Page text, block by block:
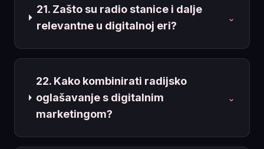
21. Zašto su radio stanice i dalje
relevantne u digitalnoj eri?
⌄
22. Kako kombinirati radijsko
oglašavanje s digitalnim
marketingom?
⌄